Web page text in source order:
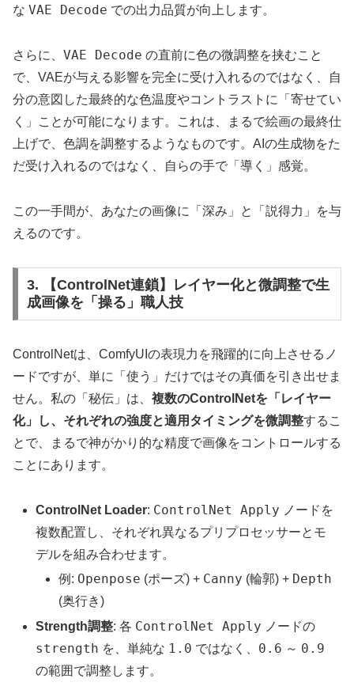
な VAE Decode での出力品質が向上します。
さらに、 VAE Decode の直前に色の微調整を挟むこと
で、VAEが与える影響を完全に受け入れるのではなく、自
分の意図した最終的な色温度やコントラストに「寄せてい
く」ことが可能になります。これは、まるで絵画の最終仕
上げで、色調を調整するようなものです。AIの生成物をた
だ受け入れるのではなく、自らの手で「導く」感覚。
この一手間が、あなたの画像に「深み」と「説得力」を与
えるのです。
3. 【ControlNet連鎖】レイヤー化と微調整で生
成画像を「操る」職人技
ControlNetは、ComfyUIの表現力を飛躍的に向上させるノ
ードですが、単に「使う」だけではその真価を引き出せま
せん。私の「秘伝」は、 複数のControlNetを「レイヤー
化」し、それぞれの強度と適用タイミングを微調整するこ
とで、まるで神がかり的な精度で画像をコントロールする
ことにあります。
ControlNet Loader: ControlNet Apply ノードを
複数配置し、それぞれ異なるプリプロセッサーとモ
デルを組み合わせます。
例: Openpose (ポーズ) + Canny (輪郭) + Depth
(奥行き)
Strength調整: 各 ControlNet Apply ノードの
strength を、単純な 1.0 ではなく、 0.6 ～ 0.9
の範囲で調整します。